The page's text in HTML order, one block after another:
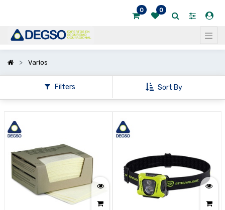
0 0
Varios
Filters Sort By
opciones